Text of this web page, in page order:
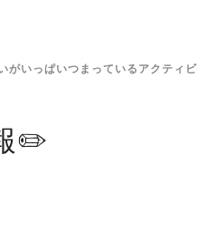
っぱいつまっているアクティビ
✏️